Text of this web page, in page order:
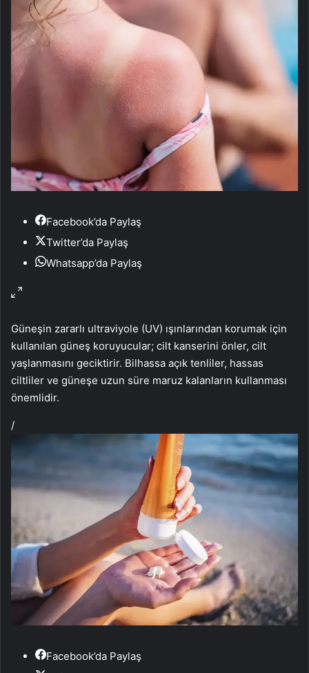
Facebook’da Paylaş
Twitter’da Paylaş
Whatsapp’da Paylaş
Güneşin zararlı ultraviyole (UV) ışınlarından korumak için
kullanılan güneş koruyucular; cilt kanserini önler, cilt
yaşlanmasını geciktirir. Bilhassa açık tenliler, hassas
ciltliler ve güneşe uzun süre maruz kalanların kullanması
önemlidir.
/
Facebook’da Paylaş